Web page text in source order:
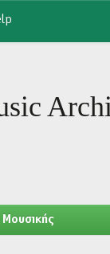
Μουσικής